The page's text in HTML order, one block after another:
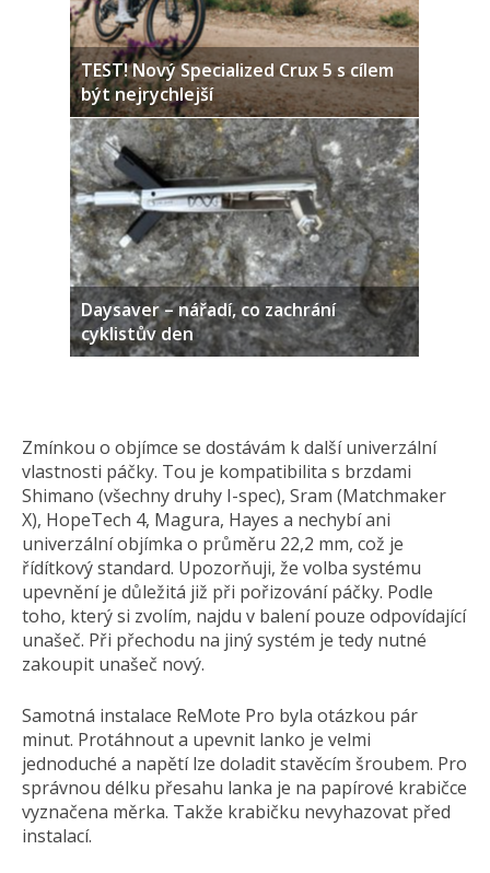
TEST! Nový Specialized Crux 5 s cílem
být nejrychlejší
Daysaver – nářadí, co zachrání
cyklistův den
Zmínkou o objímce se dostávám k další univerzální
vlastnosti páčky. Tou je kompatibilita s brzdami
Shimano (všechny druhy I-spec), Sram (Matchmaker
X), HopeTech 4, Magura, Hayes a nechybí ani
univerzální objímka o průměru 22,2 mm, což je
řídítkový standard. Upozorňuji, že volba systému
upevnění je důležitá již při pořizování páčky. Podle
toho, který si zvolím, najdu v balení pouze odpovídající
unašeč. Při přechodu na jiný systém je tedy nutné
zakoupit unašeč nový.
Samotná instalace ReMote Pro byla otázkou pár
minut. Protáhnout a upevnit lanko je velmi
jednoduché a napětí lze doladit stavěcím šroubem. Pro
správnou délku přesahu lanka je na papírové krabičce
vyznačena měrka. Takže krabičku nevyhazovat před
instalací.